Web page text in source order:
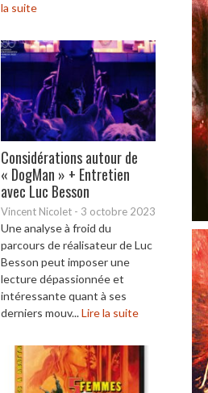
la suite
Considérations autour de
« DogMan » + Entretien
avec Luc Besson
Vincent Nicolet - 3 octobre 2023
Une analyse à froid du
parcours de réalisateur de Luc
Besson peut imposer une
lecture dépassionnée et
intéressante quant à ses
derniers mouv...Lire la suite